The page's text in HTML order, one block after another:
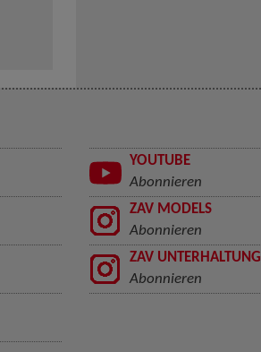
YOUTUBE
Abonnieren
ZAV MODELS
Abonnieren
ZAV UNTERHALTUNG
Abonnieren